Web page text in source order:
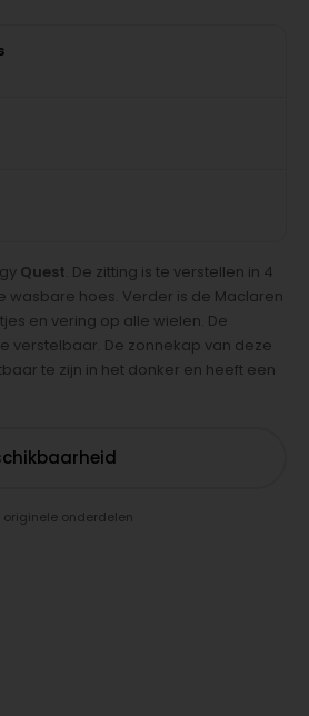
Quest. De zitting is te verstellen in 4
hoes. Verder is de Maclaren
en vering op alle wielen. De
verstelbaar. De zonnekap van deze
te zijn in het donker en heeft een
onderdelen